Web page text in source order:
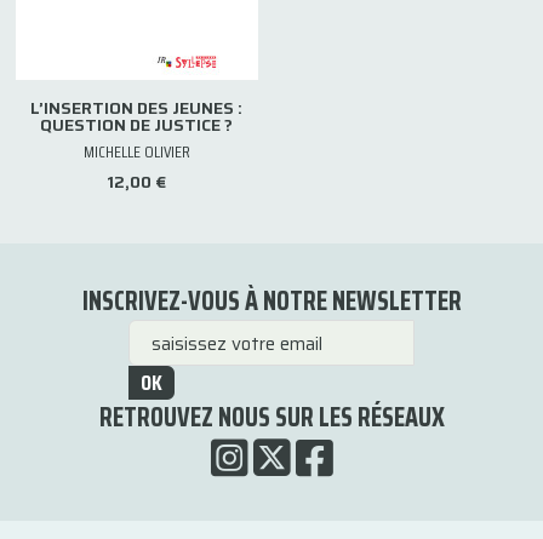
L’INSERTION DES JEUNES :
QUESTION DE JUSTICE ?
MICHELLE OLIVIER
12,00 €
INSCRIVEZ-VOUS À NOTRE NEWSLETTER
OK
RETROUVEZ NOUS SUR LES RÉSEAUX